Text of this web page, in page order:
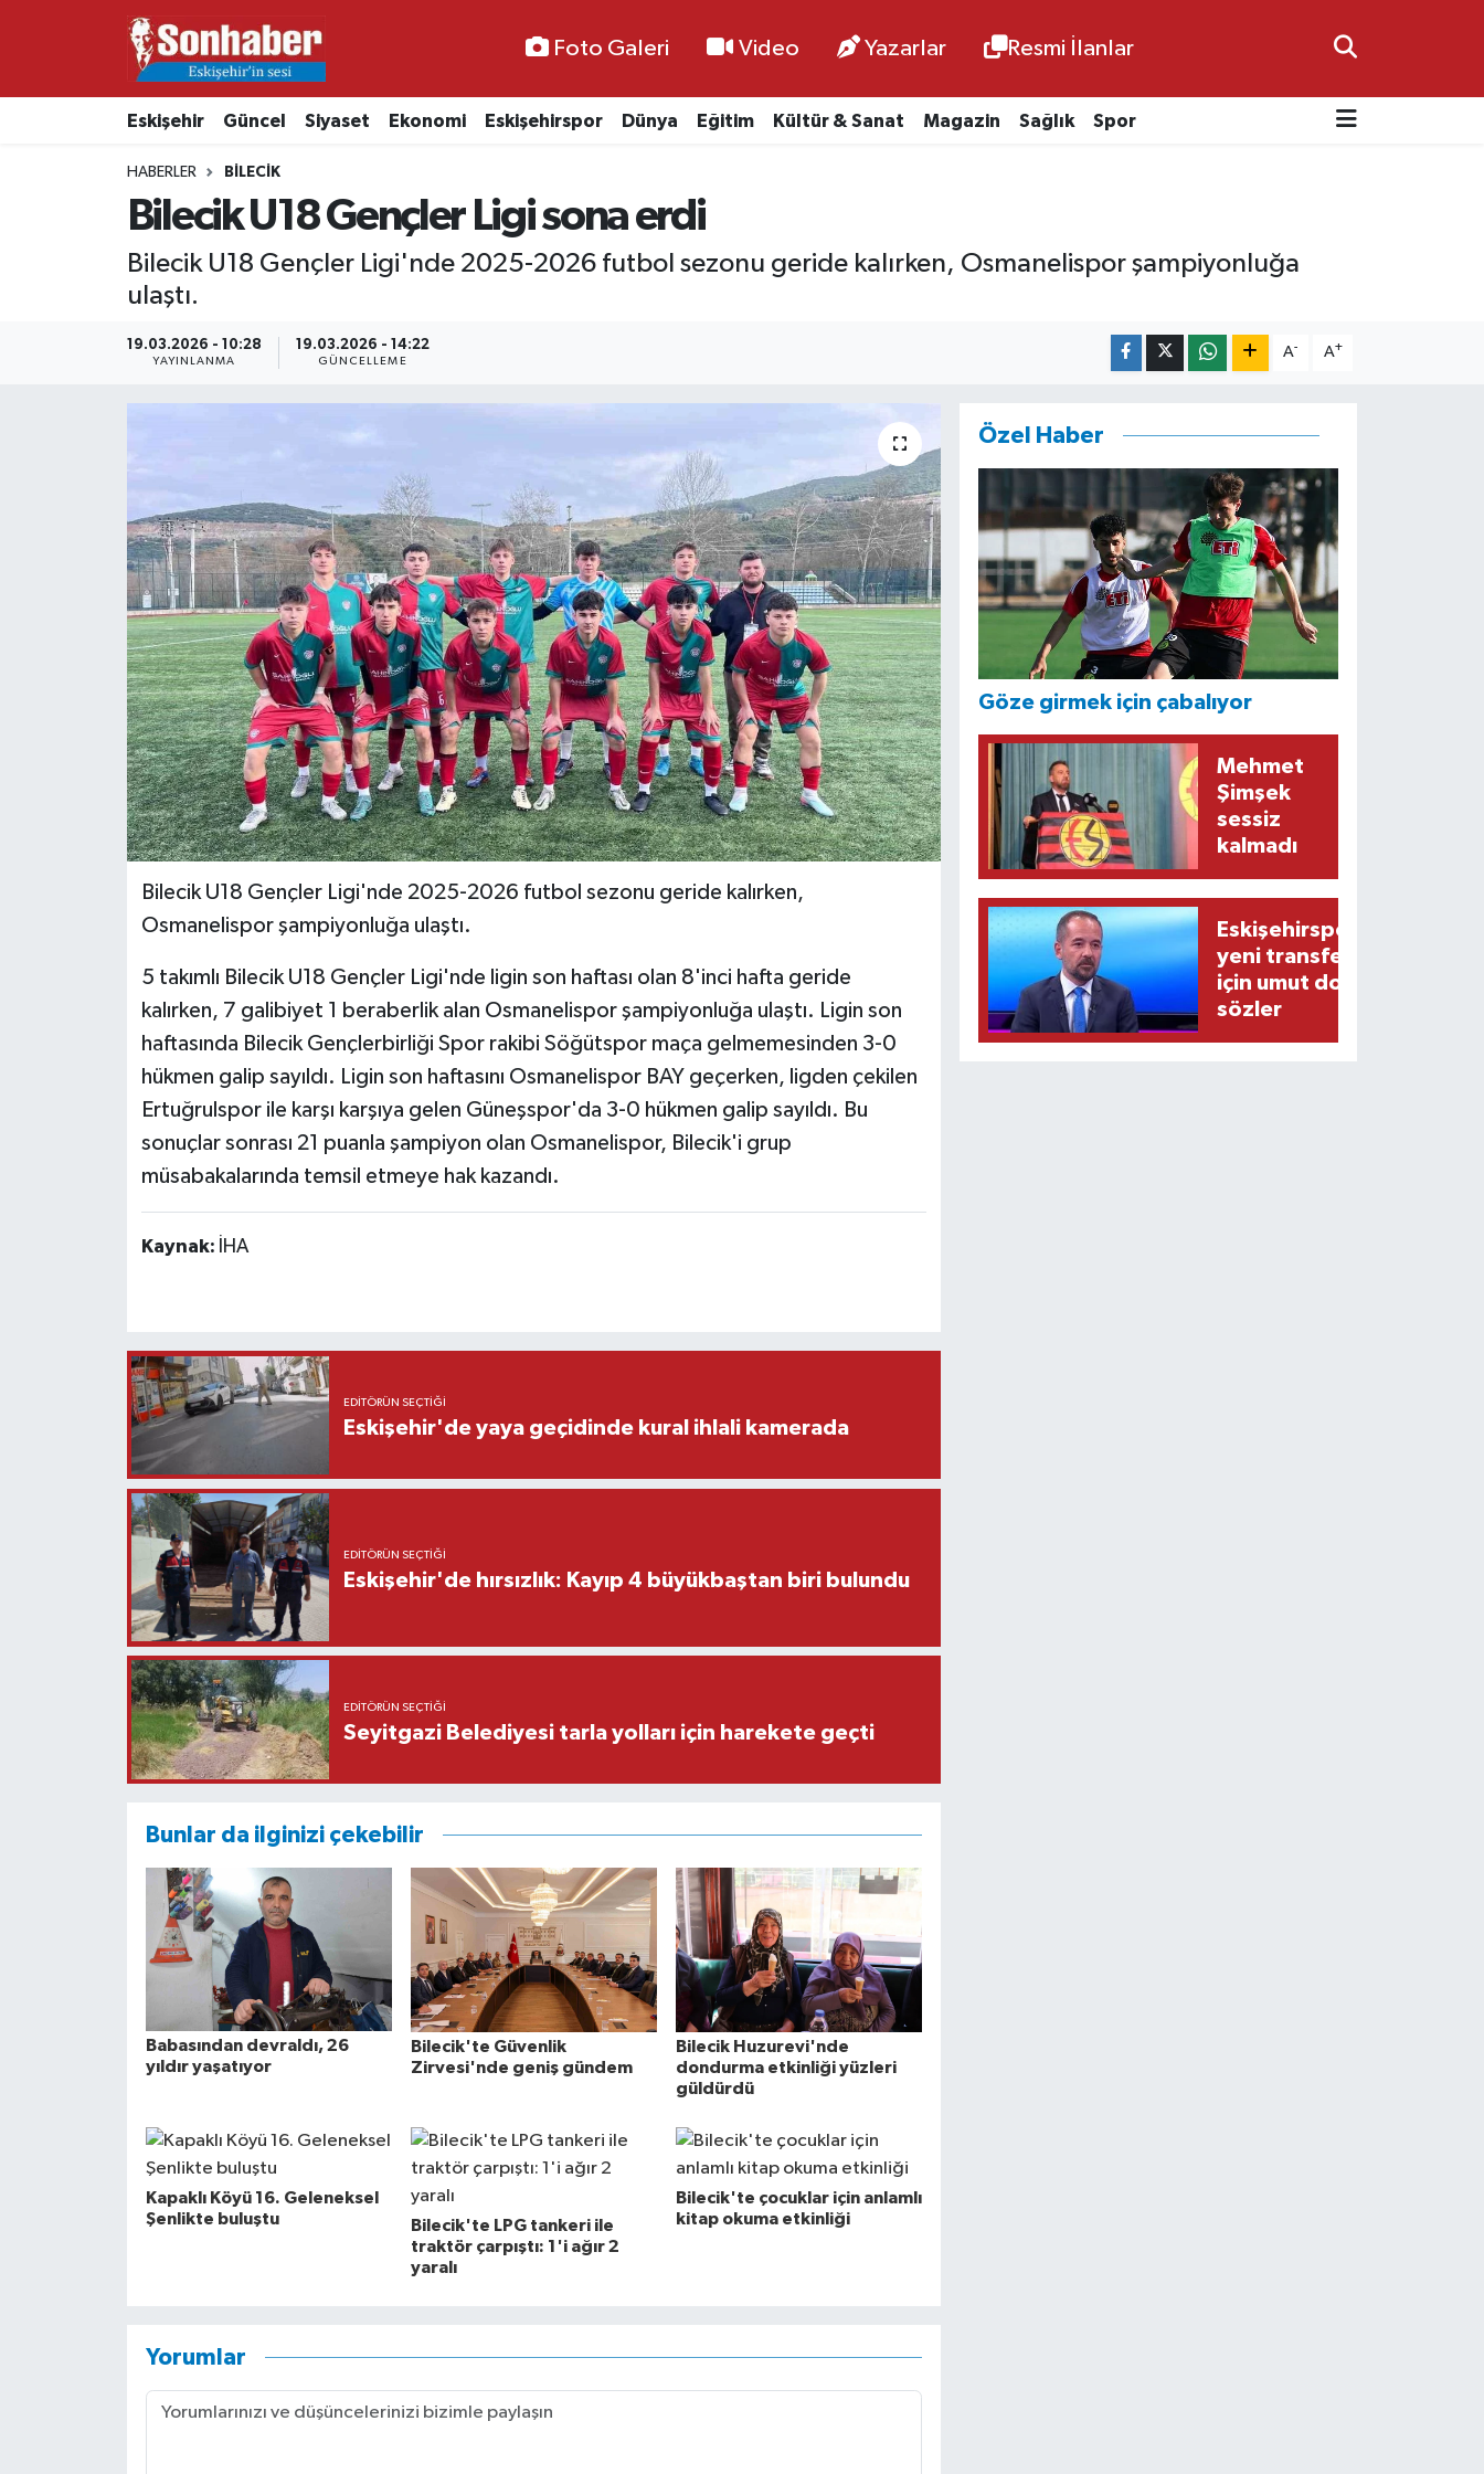
Foto Galeri Video Yazarlar Resmi İlanlar
Eskişehir Güncel Siyaset Ekonomi Eskişehirspor Dünya Eğitim Kültür & Sanat Magazin Sağlık Spor
HABERLER BILECIK
Bilecik U18 Gençler Ligi sona erdi
Bilecik U18 Gençler Ligi'nde 2025-2026 futbol sezonu geride kalırken, Osmanelispor şampiyonluğa
ulaştı.
19.03.2026 - 10:28
YAYINLANMA
19.03.2026 - 14:22
GÜNCELLEME
A- A+
Bilecik U18 Gençler Ligi'nde 2025-2026 futbol sezonu geride kalırken,
Osmanelispor şampiyonluğa ulaştı.
5 takımlı Bilecik U18 Gençler Ligi'nde ligin son haftası olan 8'inci hafta geride
kalırken, 7 galibiyet 1 beraberlik alan Osmanelispor şampiyonluğa ulaştı. Ligin son
haftasında Bilecik Gençlerbirliği Spor rakibi Söğütspor maça gelmemesinden 3-0
hükmen galip sayıldı. Ligin son haftasını Osmanelispor BAY geçerken, ligden çekilen
Ertuğrulspor ile karşı karşıya gelen Güneşspor'da 3-0 hükmen galip sayıldı. Bu
sonuçlar sonrası 21 puanla şampiyon olan Osmanelispor, Bilecik'i grup
müsabakalarında temsil etmeye hak kazandı.
Kaynak: İHA
EDITÖRÜN SEÇTIĞI
Eskişehir'de yaya geçidinde kural ihlali kamerada
EDITÖRÜN SEÇTIĞI
Eskişehir'de hırsızlık: Kayıp 4 büyükbaştan biri bulundu
EDITÖRÜN SEÇTIĞI
Seyitgazi Belediyesi tarla yolları için harekete geçti
Bunlar da ilginizi çekebilir
Babasından devraldı, 26
yıldır yaşatıyor
Bilecik'te Güvenlik
Zirvesi'nde geniş gündem
Bilecik Huzurevi'nde
dondurma etkinliği yüzleri
güldürdü
Kapaklı Köyü 16. Geleneksel
Şenlikte buluştu
Bilecik'te LPG tankeri ile
traktör çarpıştı: 1'i ağır 2
yaralı
Bilecik'te çocuklar için anlamlı
kitap okuma etkinliği
Yorumlar
Özel Haber
Göze girmek için çabalıyor
Mehmet
Şimşek
sessiz
kalmadı
Eskişehirspor’un
yeni transferi
için umut dolu
sözler
Ekonomi
Kültür & Sanat
Siyaset
Nöbetçi Eczaneler
Namaz Vakitleri
Trafik Durumu
Süper Lig Puan Durumu ve Fikstür
Tüm Manşetler
Haber Arşivi